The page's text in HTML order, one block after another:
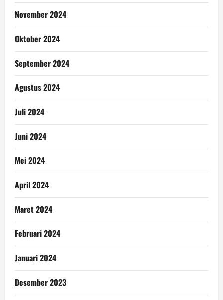
November 2024
Oktober 2024
September 2024
Agustus 2024
Juli 2024
Juni 2024
Mei 2024
April 2024
Maret 2024
Februari 2024
Januari 2024
Desember 2023